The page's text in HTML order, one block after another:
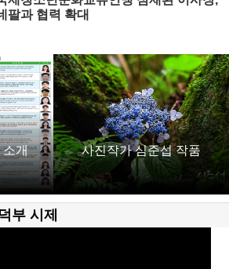
팔과 협력 확대
소개 사진작가 심준섭 작품
부 시제